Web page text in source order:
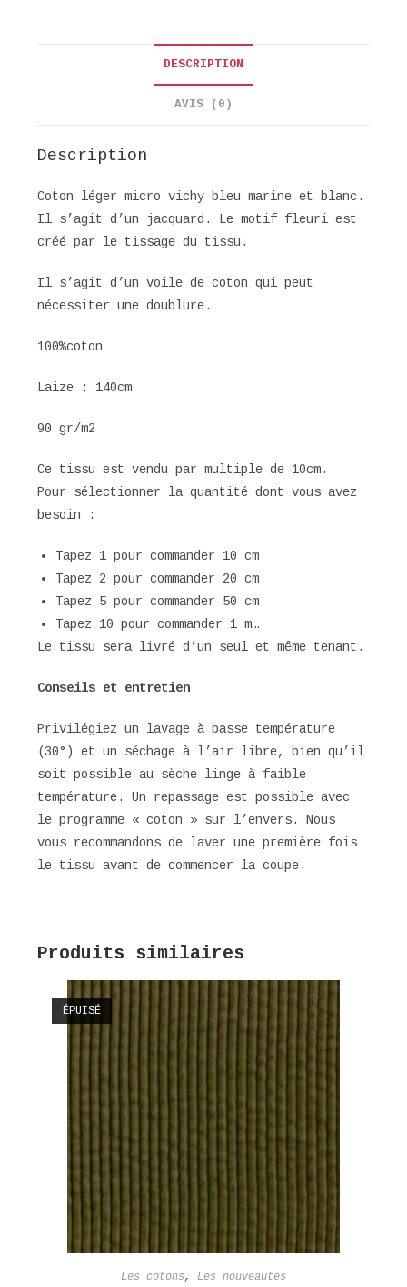
DESCRIPTION
AVIS (0)
Description
Coton léger micro vichy bleu marine et blanc.
Il s’agit d’un jacquard. Le motif fleuri est
créé par le tissage du tissu.
Il s’agit d’un voile de coton qui peut
nécessiter une doublure.
100%coton
Laize : 140cm
90 gr/m2
Ce tissu est vendu par multiple de 10cm.
Pour sélectionner la quantité dont vous avez
besoin :
Tapez 1 pour commander 10 cm
Tapez 2 pour commander 20 cm
Tapez 5 pour commander 50 cm
Tapez 10 pour commander 1 m…
Le tissu sera livré d’un seul et même tenant.
Conseils et entretien
Privilégiez un lavage à basse température
(30°) et un séchage à l’air libre, bien qu’il
soit possible au sèche-linge à faible
température. Un repassage est possible avec
le programme « coton » sur l’envers. Nous
vous recommandons de laver une première fois
le tissu avant de commencer la coupe.
Produits similaires
ÉPUISÉ
Les cotons, Les nouveautés